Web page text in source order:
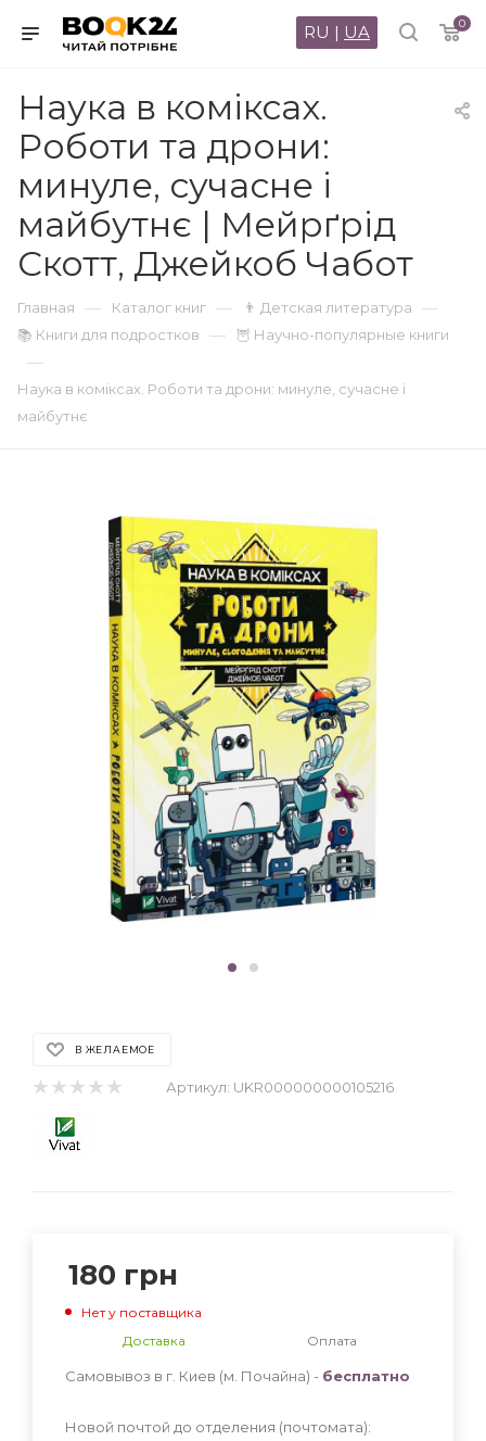
0
RU | UA
Наука в коміксах.
Роботи та дрони:
минуле, сучасне і
майбутнє | Мейрґрід
Скотт, Джейкоб Чабот
Главная — Каталог книг — 👨 Детская литература —
📚 Книги для подростков — 🦉 Научно-популярные книги
—
Наука в коміксах. Роботи та дрони: минуле, сучасне і
майбутнє
В ЖЕЛАЕМОЕ
Артикул: UKR000000000105216
180 грн
Нет у поставщика
Доставка
Оплата
Самовывоз в г. Киев (м. Почайна) - бесплатно
Новой почтой до отделения (почтомата):